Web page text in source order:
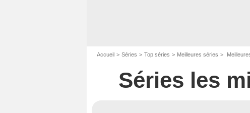
Accueil Séries Top séries Meilleures séries
Séries les